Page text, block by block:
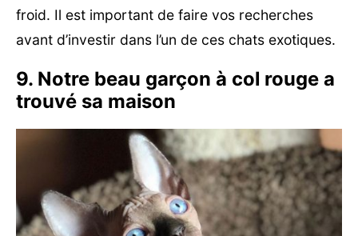
froid. Il est important de faire vos recherches
avant d’investir dans l’un de ces chats exotiques.
9. Notre beau garçon à col rouge a
trouvé sa maison